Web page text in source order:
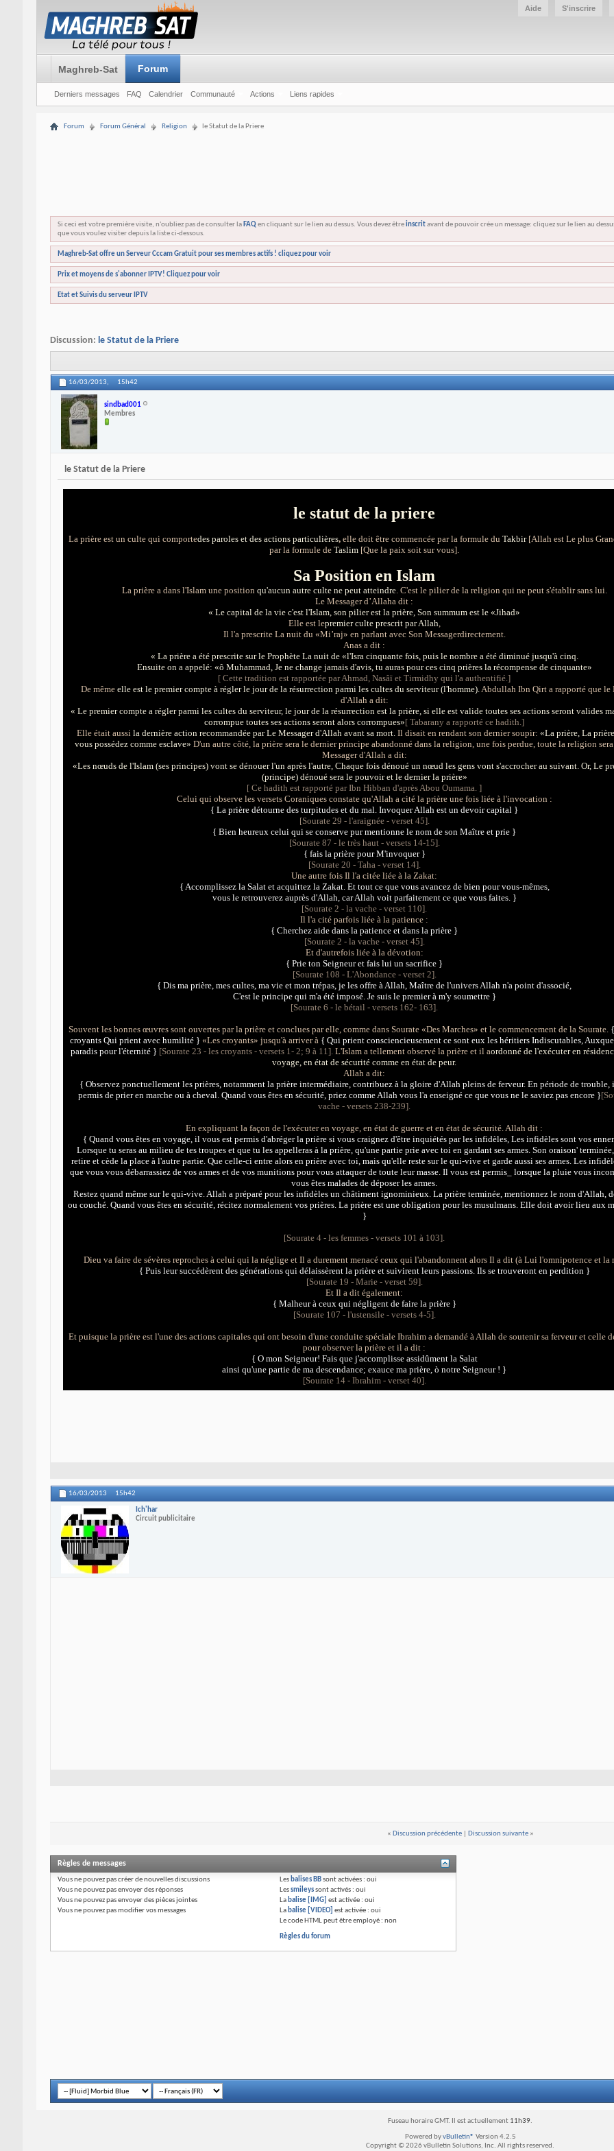
S'inscrire
Aide
Maghreb-Sat Forum
Derniers messages FAQ Calendrier Communauté Actions Liens rapides
Forum Forum Général Religion le Statut de la Priere
Si ceci est votre première visite, n'oubliez pas de consulter la FAQen cliquant sur le lien au dessus. Vous devez êtreinscritavant de pouvoir crée un message: cliquez sur le lien au
que vous voulez visiter depuis la liste ci-dessous.
Maghreb-Sat offre un Serveur Cccam Gratuit pour ses membres actifs ! cliquez pour voir
Prix et moyens de s'abonner IPTV! Cliquez pour voir
Etat et Suivis du serveur IPTV
Discussion: le Statut de la Priere
16/03/2013, 15h42
sindbad001
Membres
le Statut de la Priere
le statut de la priere
La prière est un culte qui comportedes paroles et des actions particulières, elle doit être commencée par la formule du Takbir [Allah est Le plus
par la formule deTaslim [Que la paix soit sur vous].
Sa Position en Islam
La prière a dans l'Islam une position qu'aucun autre culte ne peut atteindre. C'est le pilier de la religion qui ne peut s'établir sans lui.
Le Messager d’Allaha dit :
« Le capital de la vie c'est l'Islam, son pilier est la prière, Son summum est le «Jihad»
Elle est lepremier culte prescrit par Allah,
Il l'a prescrite La nuit du «Mi’raj» en parlant avec Son Messagerdirectement.
Anas a dit :
« La prière a été prescrite sur le Prophète La nuit de «l'Isra cinquante fois, puis le nombre a été diminué jusqu'à cinq.
Ensuite on a appelé: «ô Muhammad, Je ne change jamais d'avis, tu auras pour ces cinq prières la récompense de cinquante»
[ Cette tradition est rapportée par Ahmad, Nasâï et Tirmidhy qui l'a authentifié.]
De mêmeelle est le premier compte à régler le jour de la résurrection parmi les cultes du serviteur (l'homme).Abdullah Ibn Qirt a rapporté que le
d'Allah a dit:
« Le premier compte a régler parmi les cultes du serviteur, le jour de la résurrection est la prière, si elle est valide toutes ses actions seront valides
corrompue toutes ses actions seront alors corrompues»[ Tabarany a rapporté ce hadith.]
Elle était aussila dernière action recommandée par Le Messager d'Allahavant sa mort. Il disait en rendant son dernier soupir:«La prière, La
vous possédez comme esclave» D'un autre côté, la prière sera le dernier principe abandonné dans la religion, une fois perdue, toute la religion sera
Messager d'Allah a dit:
«Les nœuds de l'Islam (ses principes) vont se dénouer l'un après l'autre, Chaque fois dénoué un nœud les gens vont s'accrocher au suivant. Or, Le
(principe) dénoué sera le pouvoir et le dernier la prière»
[ Ce hadith est rapporté par Ibn Hibban d'après Abou Oumama. ]
Celui qui observe les versets Coraniques constate qu'Allah a cité la prière une fois liée à l'invocation :
{ La prière détourne des turpitudes et du mal. Invoquer Allah est un devoir capital }
[Sourate 29 - l'araignée - verset 45].
{ Bien heureux celui qui se conserve pur mentionne le nom de son Maître et prie }
[Sourate 87 - le très haut - versets 14-15].
{ fais la prière pour M'invoquer }
[Sourate 20 - Taha - verset 14].
Une autre fois Il l'a citée liée à la Zakat:
{ Accomplissez la Salat et acquittez la Zakat. Et tout ce que vous avancez de bien pour vous-mêmes,
vous le retrouverez auprès d'Allah, car Allah voit parfaitement ce que vous faites.}
[Sourate 2 - la vache - verset 110].
Il l'a cité parfois liée à la patience :
{ Cherchez aide dans la patience et dans la prière }
[Sourate 2 - la vache - verset 45].
Et d'autrefois liée à la dévotion:
{ Prie ton Seigneur et fais lui un sacrifice }
[Sourate 108 - L'Abondance - verset 2].
{ Dis ma prière, mes cultes, ma vie et mon trépas, je les offre à Allah, Maître de l'univers Allah n'a point d'associé,
C'est le principe qui m'a été imposé. Je suis le premier à m'y soumettre }
[Sourate 6 - le bétail - versets 162- 163].
Souvent les bonnes œuvres sont ouvertes par la prière et conclues par elle, comme dans Sourate «Des Marches» et le commencement de la Sourate.
croyants Qui prient avec humilité } «Les croyants» jusqu'à arriver à { Qui prient consciencieusement ce sont eux les héritiers Indiscutables,
paradis pour l'éternité } [Sourate 23 - les croyants - versets 1- 2; 9 à 11].L'Islam a tellement observé la prière et il aordonné de l'exécuter en
voyage, en état de sécurité comme en état de peur.
Allaha dit:
{ Observez ponctuellement les prières, notamment la prière intermédiaire, contribuez à la gloire d'Allah pleins de ferveur. En période de trouble, il
permis de prier en marche ou à cheval. Quand vous êtes en sécurité, priez comme Allah vous l'a enseigné ce que vous ne le saviez pas encore }
vache - versets 238-239].
En expliquant la façon de l'exécuter en voyage, en état de guerre et en état de sécurité. Allahdit :
{ Quand vous êtes en voyage, il vous est permis d'abréger la prière si vous craignez d'être inquiétés par les infidèles, Les infidèles sont vos
Lorsque tu seras au milieu de tes troupes et que tu les appelleras à la prière, qu'une partie prie avec toi en gardant ses armes. Son oraison' terminée,
retire et cède la place à l'autre partie. Que celle-ci entre alors en prière avec toi, mais qu'elle reste sur le qui-vive et garde aussi ses armes. Les
que vous vous débarrassiez de vos armes et de vos munitions pour vous attaquer de toute leur masse. Il vous est permis_ lorsque la pluie vous
vous êtes malades de déposer les armes.
Restez quand même sur le qui-vive. Allah a préparé pour les infidèles un châtiment ignominieux. La prière terminée, mentionnez le nom d'Allah,
ou couché. Quand vous êtes en sécurité, récitez normalement vos prières. La prière est une obligation pour les musulmans. Elle doit avoir lieu aux
}
[Sourate 4 - les femmes - versets 101 à 103].
Dieu va faire de sévères reproches à celui qui la néglige et Il a durement menacé ceux qui l'abandonnent alors Il a dit (à Lui l'omnipotence et la
{ Puis leur succédèrent des générations qui délaissèrent la prière et suivirent leurs passions. Ils se trouveront en perdition}
[Sourate 19 - Marie - verset 59].
Et Il a dit également:
{ Malheur à ceux qui négligent de faire la prière }
[Sourate 107 - l'ustensile - versets 4-5].
Et puisque la prière est l'une des actions capitales qui ont besoin d'une conduite spéciale Ibrahim a demandé à Allah de soutenir sa ferveur et celle
pour observer la prière et il a dit :
{ O mon Seigneur! Fais que j'accomplisse assidûment la Salat
ainsi qu'une partie de ma descendance; exauce ma prière, ò notre Seigneur ! }
[Sourate 14 - Ibrahim - verset 40].
16/03/2013 15h42
Ich'har
Circuit publicitaire
« Discussion précédente| Discussion suivante »
Règles de messages
Vousne pouvez pascréer de nouvelles discussions
Vousne pouvez pasenvoyer des réponses
Vousne pouvez pasenvoyer des pièces jointes
Vousne pouvez pasmodifier vos messages
Lesbalises BBsont activées :oui
Lessmileyssont activés :oui
Labalise [IMG] est activée :oui
Labalise [VIDEO] est activée :oui
Le code HTML peut être employé :non
Règles du forum
Fuseau horaire GMT. Il est actuellement 11h39.
Powered byvBulletin® Version 4.2.5
Copyright © 2026 vBulletin Solutions, Inc. All rights reserved.